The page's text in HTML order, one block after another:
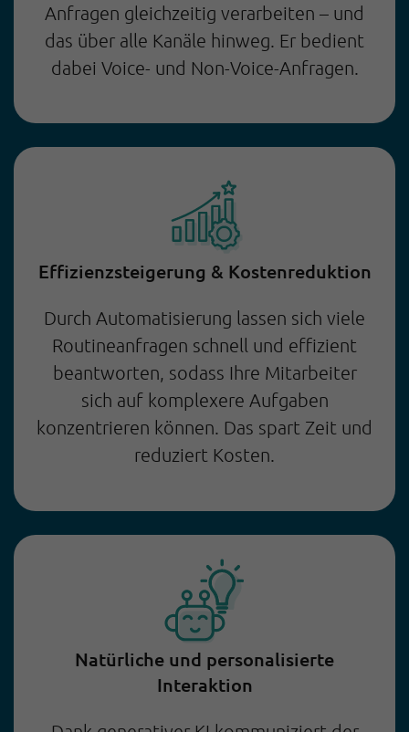
Anfragen gleichzeitig verarbeiten – und
das über alle Kanäle hinweg. Er bedient
dabei Voice- und Non-Voice-Anfragen.
Effizienzsteigerung & Kostenreduktion
Durch Automatisierung lassen sich viele
Routineanfragen schnell und effizient
beantworten, sodass Ihre Mitarbeiter
sich auf komplexere Aufgaben
konzentrieren können. Das spart Zeit und
reduziert Kosten.
Natürliche und personalisierte
Interaktion